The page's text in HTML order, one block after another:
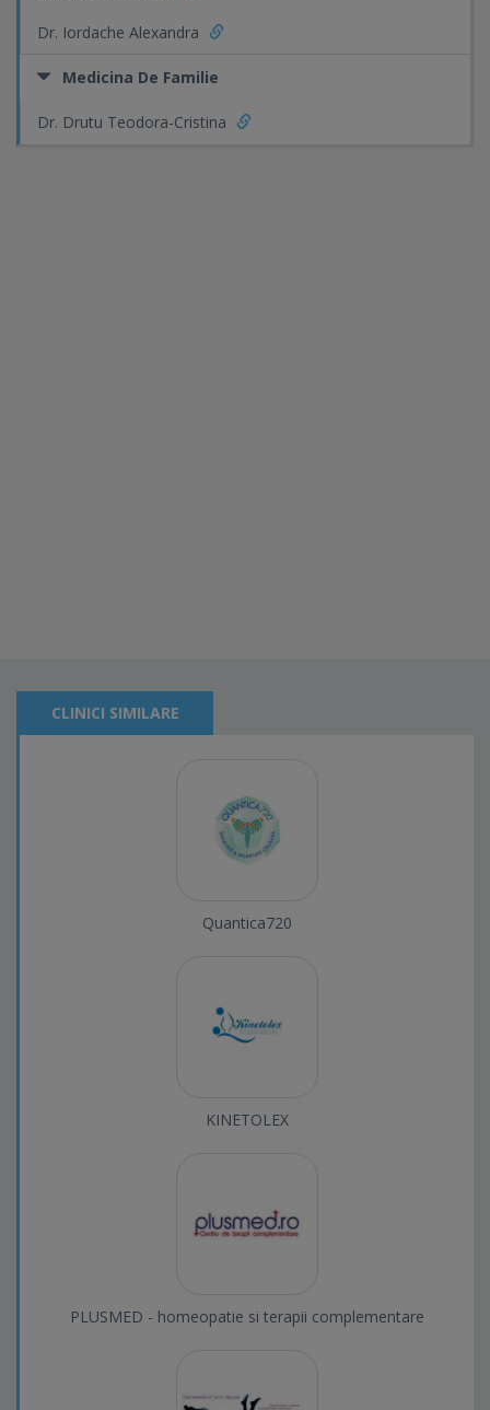
Dr. Iordache Alexandra
Medicina De Familie
Dr. Drutu Teodora-Cristina
CLINICI SIMILARE
Quantica720
KINETOLEX
PLUSMED - homeopatie si terapii complementare